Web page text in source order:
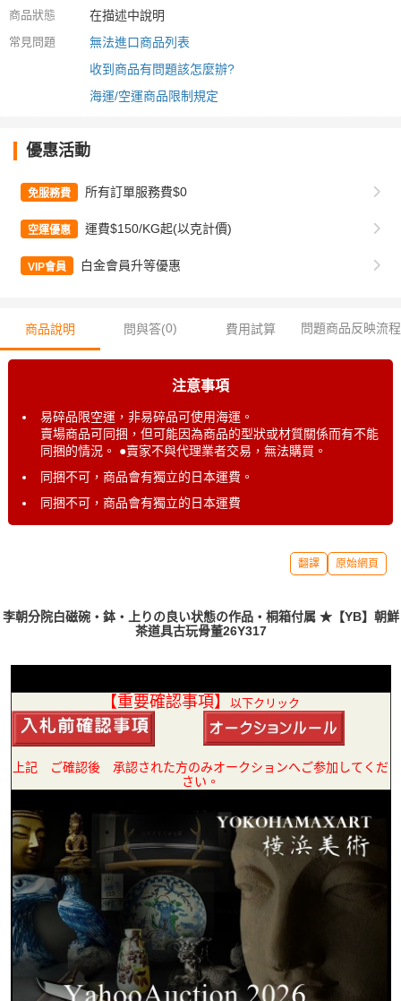
商品狀態 在描述中說明
常見問題
無法進口商品列表
收到商品有問題該怎麼辦?
海運/空運商品限制規定
優惠活動
免服務費 所有訂單服務費$0
空運優惠 運費$150/KG起(以克計價)
VIP會員 白金會員升等優惠
商品說明 問與答(0) 費用試算 問題商品反映流程
注意事項
易碎品限空運，非易碎品可使用海運。
賣場商品可同捆，但可能因為商品的型狀或材質關係而有不能
同捆的情況。 ●賣家不與代理業者交易，無法購買。
同捆不可，商品會有獨立的日本運費。
同捆不可，商品會有獨立的日本運費
翻譯 原始網頁
李朝分院白磁碗・鉢・上りの良い状態の作品・桐箱付属 ★【YB】朝鮮
茶道具古玩骨董26Y317
【重要確認事項】 以下クリック
上記 ご確認後 承認された方のみオークションへご参加してくだ
さい。